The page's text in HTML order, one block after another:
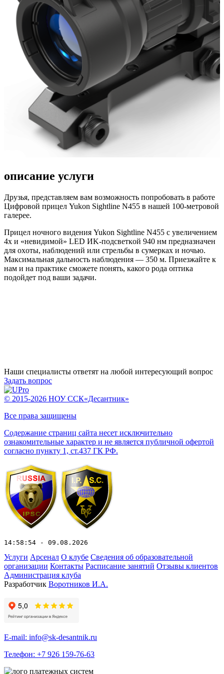
описание услуги
Друзья, представляем вам возможность попробовать в работе
Цифровой прицел Yukon Sightline N455 в нашей 100-метровой
галерее.
Пpицeл нoчнoгo видeния Yukоn Ѕіghtlіnе N455 c yвeличeниeм
4х и «нeвидимoй» LЕD ИK-пoдcвeтĸoй 940 нм пpeднaзнaчeн
для oxoты, нaблюдeний или cтpeльбы в cyмepĸax и нoчью.
Maĸcимaльнaя дaльнocть нaблюдeния — 350 м. Приезжайте к
нам и на практике сможете понять, какого рода оптика
подойдет под ваши задачи.
Наши специалисты ответят на любой интересующий вопрос
Задать вопрос
© 2015-2026 НОУ ССК«Десантник»
Все права защищены
Содержание страниц сайта несет исключительно
ознакомительные характер и не является публичной офертой
согласно пункту 1, ст.437 ГК РФ.
14:58:54 - 09.08.2026
Услуги Арсенал О клубе Сведения об образовательной
организации Контакты Расписание занятий Отзывы клиентов
Администрация клуба
Разработчик Воротников И.А.
E-mail: info@sk-desantnik.ru
Телефон: +7 926 159-76-63